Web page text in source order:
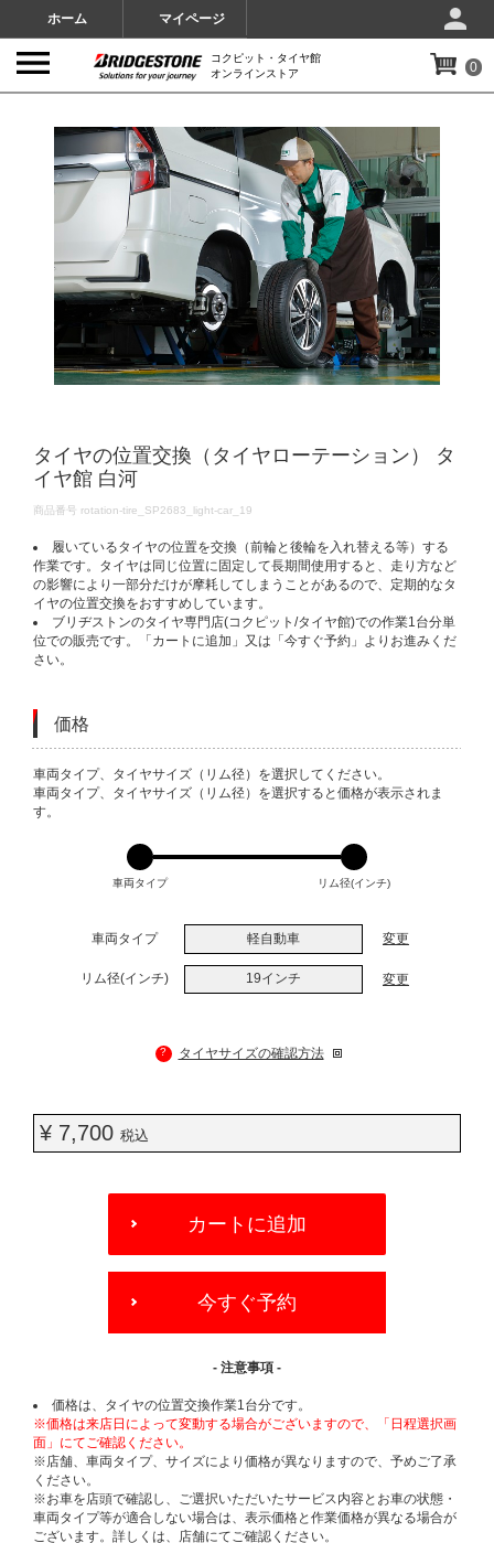
ホーム マイページ
コクピット・タイヤ館
オンラインストア
0
タイヤの位置交換（タイヤローテーション） タ
イヤ館 白河
DETAILS
商品番号 rotation-tire_SP2683_light-car_19
履いているタイヤの位置を交換（前輪と後輪を入れ替える等）する
作業です。タイヤは同じ位置に固定して長期間使用すると、走り方など
の影響により一部分だけが摩耗してしまうことがあるので、定期的なタ
イヤの位置交換をおすすめしています。
ブリヂストンのタイヤ専門店(コクピット/タイヤ館)での作業1台分単
位での販売です。「カートに追加」又は「今すぐ予約」よりお進みくだ
さい。
価格
VARIATIONS
車両タイプ、タイヤサイズ（リム径）を選択してください。
車両タイプ、タイヤサイズ（リム径）を選択すると価格が表示されま
す。
車両タイプ リム径(インチ)
車両タイプ 軽自動車 変更
リム径(インチ) 19インチ 変更
? タイヤサイズの確認方法
¥ 7,700 税込
OPTIONS
カートに追加
今すぐ予約
- 注意事項 -
価格は、タイヤの位置交換作業1台分です。
※価格は来店日によって変動する場合がございますので、「日程選択画
面」にてご確認ください。
※店舗、車両タイプ、サイズにより価格が異なりますので、予めご了承
ください。
※お車を店頭で確認し、ご選択いただいたサービス内容とお車の状態・
車両タイプ等が適合しない場合は、表示価格と作業価格が異なる場合が
ございます。詳しくは、店舗にてご確認ください。